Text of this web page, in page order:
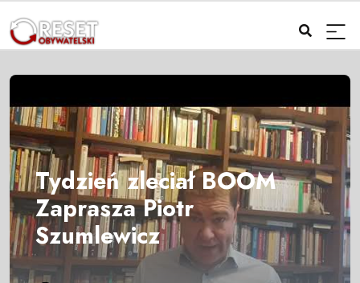
Tydzień zleciał BOOM
Zaprasza Piotr
Szumlewicz